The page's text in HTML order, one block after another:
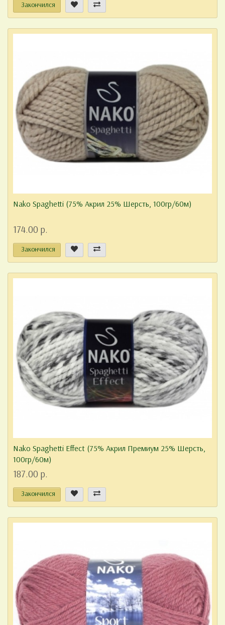
Закончился
Nako Spaghetti (75% Акрил 25% Шерсть, 100гр/60м)
174.00 р.
Закончился
Nako Spaghetti Effect (75% Акрил Премиум 25% Шерсть,
100гр/60м)
187.00 р.
Закончился